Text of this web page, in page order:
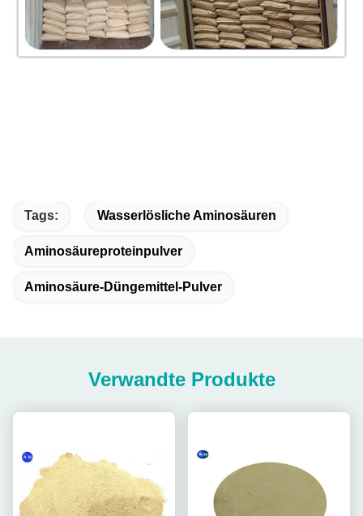
Tags: Wasserlösliche Aminosäuren
Aminosäureproteinpulver
Aminosäure-Düngemittel-Pulver
Verwandte Produkte